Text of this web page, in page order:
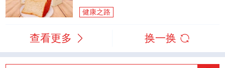
健康之路
查看更多 换一换